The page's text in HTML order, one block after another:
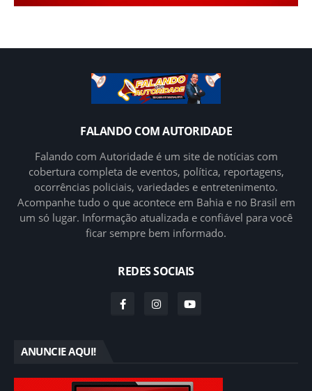
FALANDO COM AUTORIDADE
Falando com Autoridade é um site de notícias com
cobertura completa de eventos, política, reportagens,
ocorrências policiais, variedades e entretenimento.
Acompanhe tudo o que acontece em Bahia e no Brasil em
um só lugar. Informação atualizada e confiável para você
ficar sempre bem informado.
REDES SOCIAIS
ANUNCIE AQUI!